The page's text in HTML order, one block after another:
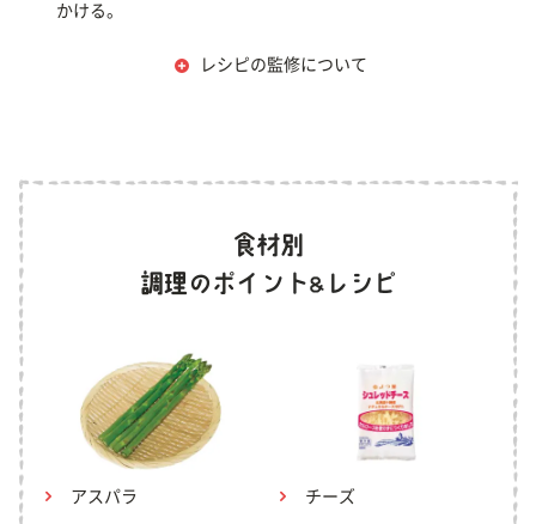
かける。
レシピの監修について
アスパラ チーズ